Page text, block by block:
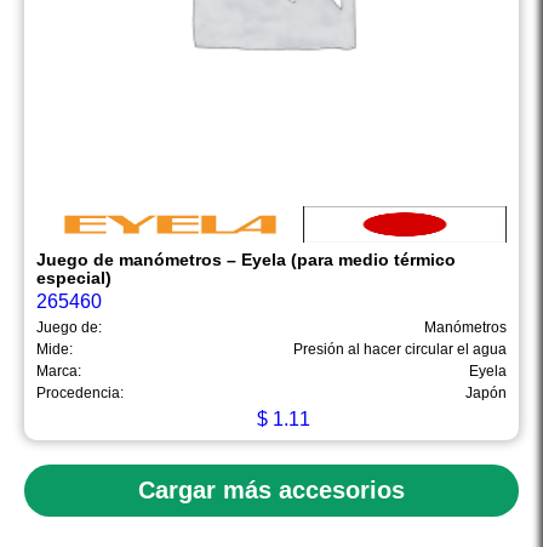
Juego de manómetros – Eyela (para medio térmico
especial)
265460
Juego de:
Manómetros
Mide:
Presión al hacer circular el agua
Marca:
Eyela
Procedencia:
Japón
$ 1.11
Cargar más accesorios